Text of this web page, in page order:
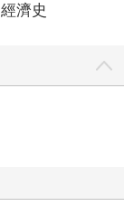
似風馬牛不相及
國內事務的事
）的變化，影
成功保護民眾免
。
經濟史